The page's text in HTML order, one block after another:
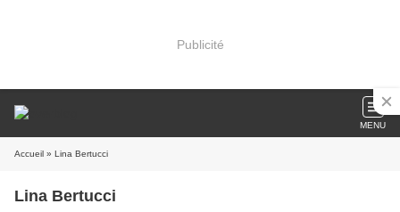
Publicité
MENU
Accueil » Lina Bertucci
Lina Bertucci